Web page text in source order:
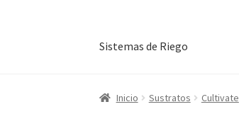
Sistemas de Riego
Inicio Sustratos Cultivate